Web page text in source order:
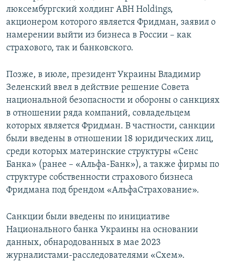
люксембургский холдинг ABH Holdings,
акционером которого является Фридман, заявил о
намерении выйти из бизнеса в России – как
страхового, так и банковского.
Позже, в июле, президент Украины Владимир
Зеленский ввел в действие решение Совета
национальной безопасности и обороны о санкциях
в отношении ряда компаний, совладельцем
которых является Фридман. В частности, санкции
были введены в отношении 18 юридических лиц,
среди которых материнские структуры «Сенс
Банка» (ранее – «Альфа-Банк»), а также фирмы по
структуре собственности страхового бизнеса
Фридмана под брендом «АльфаСтрахование».
Санкции были введены по инициативе
Национального банка Украины на основании
данных, обнародованных в мае 2023
журналистами-расследователями «Схем».